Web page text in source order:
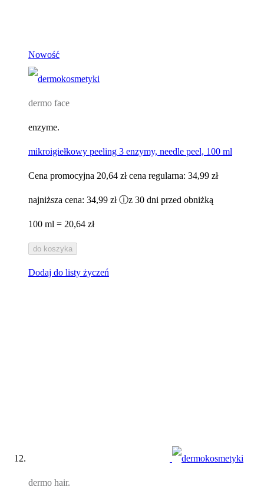
Nowość
dermo face
enzyme.
mikroigiełkowy peeling 3 enzymy, needle peel, 100 ml
Cena promocyjna 20,64 zł cena regularna: 34,99 zł
najniższa cena: 34,99 zł ⓘz 30 dni przed obniżką
100 ml = 20,64 zł
do koszyka
Dodaj do listy życzeń
dermo hair.